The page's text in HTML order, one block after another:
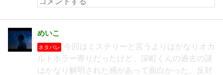
めいこ
ネタバレ
今回はミステリーと言うよりはかなりオカ
ルトホラー寄りだったけど、深町くんの過去の謎
はかなり解明された感があって面白かった。反対